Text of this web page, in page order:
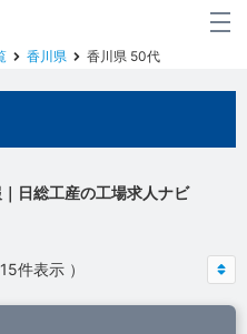
香川県 香川県 50代
日総工産の工場求人ナビ
件表示 ）